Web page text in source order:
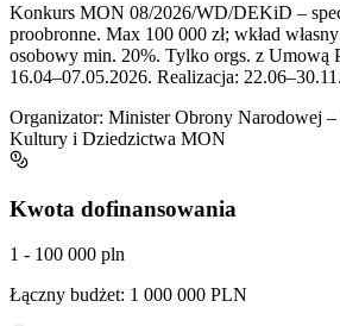
Konkurs MON 08/2026/WD/DEKiD –
proobronne. Max 100 000 zł; wkład
osobowy min. 20%. Tylko orgs. z Umową
16.04–07.05.2026. Realizacja:
Organizator: Minister Obrony Narodowej –
Kultury i Dziedzictwa MON
Kwota dofinansowania
1 - 100 000 pln
Łączny budżet: 1 000 000 PLN